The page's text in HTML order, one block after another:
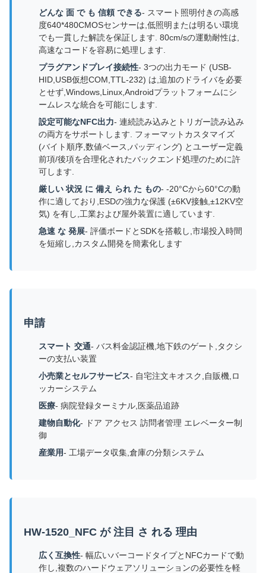
どんな 面 で も 信頼 できる- スマート照明付きの高感
度640*480CMOSセンサーは,低照明または明るい環境
でも一貫した解読を保証します. 80cm/sの運動耐性は,
高速なコードを容易に処理します.
プラグアンドプレイ接続性- 3つの出力モード (USB-
HID,USB仮想COM,TTL-232) は,追加のドライバを必要
とせず,Windows,Linux,Androidプラットフォームにシ
ームレスな統合を可能にします.
設定可能なNFC出力- 連続読み込みとトリガー読み込み
の両方をサポートします. フォーマットカスタマイズ
(バイト順序,数値ベース,パッディング) とユーザー定義
前項/後項を合理化されたバックエンド処理のために許
可します.
厳しい 状況 に 備え られ た もの- -20°Cから60°Cの動
作に適しており,ESDの強力な保護 (±6KV接触,±12KV空
気) を有し,工業および屋外装置に適しています.
急速 な 発展- 評価ボードとSDKを搭載し,市場投入時間
を短縮し,カスタム開発を簡素化します
申請
スマート 交通- バス料金認証機,地下鉄のゲート,タクシ
ーの支払い装置
小売業とセルフサービス- 自宅注文キオスク,自販機,ロ
ッカーシステム
医療- 病院登録ターミナル,医薬品追跡
建物自動化- ドア アクセス 訪問者管理 エレベーター制
御
産業用- 工場データ収集,倉庫の分類システム
HW-1520_NFC が 注目 さ れる 理由
広く互換性- 幅広いバーコードタイプとNFCカードで動
作し,複数のハードウェアソリューションの必要性を軽